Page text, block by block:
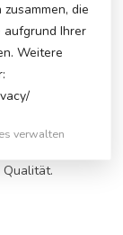
die
Ihr Kind
Laufräder
mit Ihrem
bequem und
Qualität.
die
Ihrer
Weitere
verwalten